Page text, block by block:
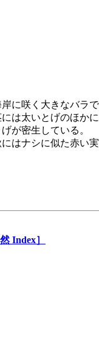
岸に咲く大きなバラ
には太いとげのほか
げが密生している。
にはナシに似た赤い
Index］